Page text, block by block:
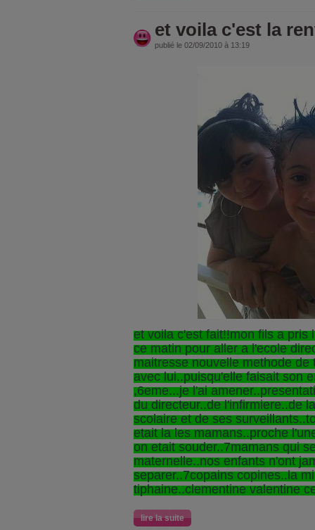
et voila c'est la
publié le 02/09/2010 à 13:19
et voila c'est fait!!mon fils a pris
ce matin pour aller a l'ecole
maitresse nouvelle methode de
avec lui..puisqu'elle faisait son
,6eme...je l'ai
du directeur..de l'infirmiere..de
scolaire et de ses
etait la les mamans..proche
on etait souder..7mamans qui
maternelle..nos enfants n'ont
separer..7copains copines..la
tiphaine..clementine valentine
lire la suite